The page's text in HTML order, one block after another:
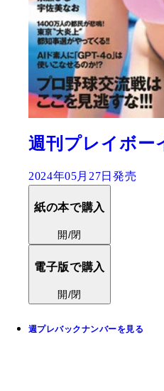
週刊プレイボー
2024年05月27日発売
紙の本で購入
開/閉
電子版で購入
開/閉
週プレバックナンバーを見る